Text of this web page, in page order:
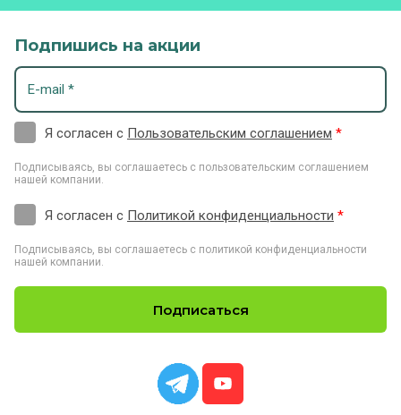
Подпишись на акции
Я согласен с Пользовательским соглашением *
Подписываясь, вы соглашаетесь с пользовательским соглашением
нашей компании.
Я согласен с Политикой конфиденциальности *
Подписываясь, вы соглашаетесь с политикой конфиденциальности
нашей компании.
Подписаться